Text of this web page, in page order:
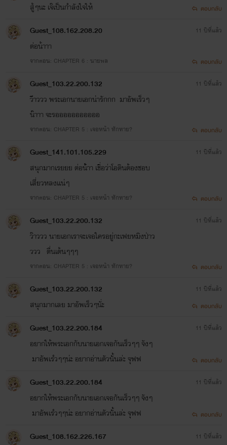
href="http://www.tunwalai.com/story/34514/fic-
exchange-
FANTASY
href="http://www.tunwalai.com/story/33778/no-
game-no-heart-5p-game-online-yoai-fantasy"
target="_blank">
สู้ๆนะ เจ๊เป็นกำลังใจให้
ตอบกลับ
Guest_108.162.208.20
ต่อน้าาา
จากตอน: CHAPTER 6 : นายพล
11 ปีที่แล้ว
ตอบกลับ
Guest_103.22.200.132
วีาววว พระเอกนายเอกน่ารักกก มาอัพเร็วๆ
น๊าาา จะรอออออออออออ
จากตอน: CHAPTER 5 : เจอหน้า ทักทาย?
11 ปีที่แล้ว
ตอบกลับ
Guest_141.101.105.229
สนุกมากเรยยย ต่อน้้าา เชื่อว่าโอดินต้องชอบ
เสี่ยวหลงเเน่ๆ
จากตอน: CHAPTER 5 : เจอหน้า ทักทาย?
11 ปีที่แล้ว
ตอบกลับ
Guest_103.22.200.132
ว๊าววว นายเอกเราจะเจอใครอยู่กะเฟยหมิงป่าว
ววว ตื่นเต้นๆๆๆ
จากตอน: CHAPTER 5 : เจอหน้า ทักทาย?
11 ปีที่แล้ว
ตอบกลับ
Guest_103.22.200.132
สนุกมากเลย มาอัพเร็วๆน่ัะ
11 ปีที่แล้ว
ตอบกลับ
Guest_103.22.200.184
อยากให้พระเอกกับนายเอกเจอกันเร็วๆๆ จังๆ
มาอัพเรํวๆๆน่ะ อยากอ่านตัวนั้นล่ะ จุฟฟ
11 ปีที่แล้ว
ตอบกลับ
Guest_103.22.200.184
อยากให้พระเอกกับนายเอกเจอกันเร็วๆๆ จังๆ
มาอัพเรํวๆๆน่ะ อยากอ่านตัวนั้นล่ะ จุฟฟ
11 ปีที่แล้ว
ตอบกลับ
Guest_108.162.226.167
11 ปีที่แล้ว